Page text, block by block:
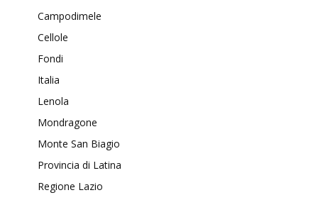
Campodimele
Cellole
Fondi
Italia
Lenola
Mondragone
Monte San Biagio
Provincia di Latina
Regione Lazio